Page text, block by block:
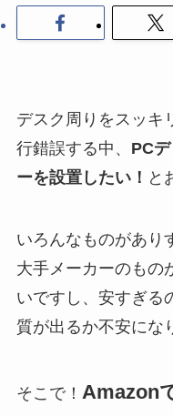
デスク周りをスッキ
行錯誤する中、 PC
ーを設置したい！ と
いろんなものがあ
大手メーカーのもの
いですし、安すぎる
質が出るか不安にな
そこで！ Amazon